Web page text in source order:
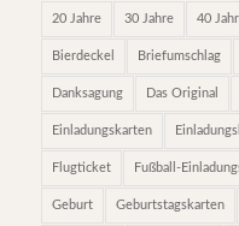
20 Jahre 30 Jahre 40
Bierdeckel Briefumschlag
Danksagung Das Original
Einladungskarten
Flugticket Fußball-
Geburt Geburtstagskarten